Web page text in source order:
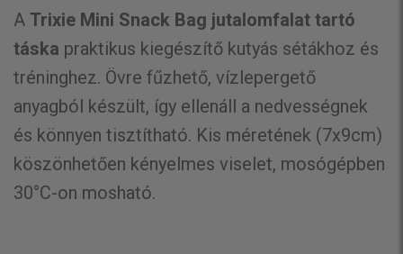
A Trixie Mini Snack Bag jutalomfalat tartó
táska praktikus kiegészítő kutyás sétákhoz és
tréninghez. Övre fűzhető, vízlepergető
anyagból készült, így ellenáll a nedvességnek
és könnyen tisztítható. Kis méretének (7x9cm)
köszönhetően kényelmes viselet, mosógépben
30°C-on mosható.